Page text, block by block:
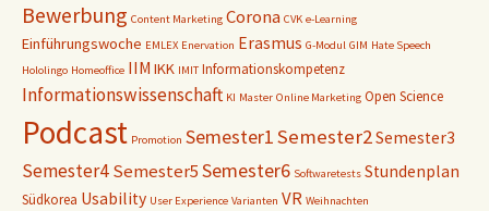
Bewerbung Content Marketing Corona CVK e-Learning
Einführungswoche EMLEX Enervation Erasmus G-Modul GIM Hate Speech
Hololingo Homeoffice IIM IKK IMIT Informationskompetenz
Informationswissenschaft KI Master Online Marketing Open Science
Podcast Promotion Semester1Semester2Semester3
Semester4Semester5Semester6 Softwaretests Stundenplan
Südkorea Usability User Experience Varianten VR Weihnachten